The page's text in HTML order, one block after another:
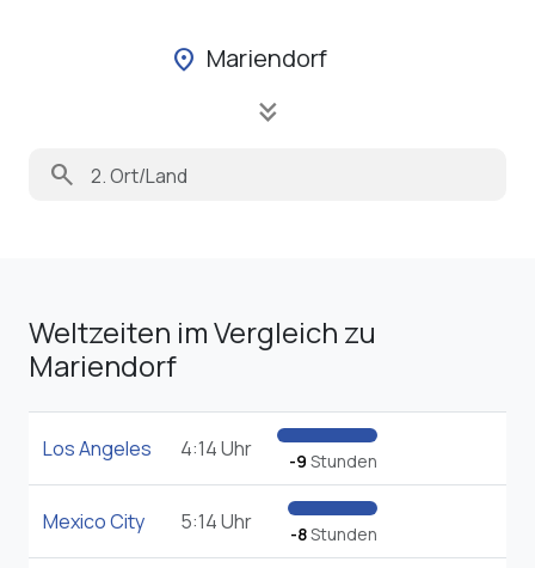
location_on Mariendorf
keyboard_double_arrow_down
search
Weltzeiten im Vergleich zu
Mariendorf
Los Angeles 4:14 Uhr -9 Stunden
Mexico City 5:14 Uhr -8Stunden